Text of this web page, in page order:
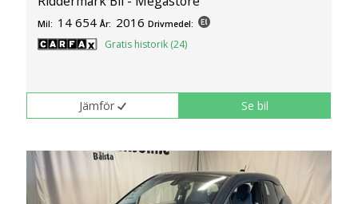
Mil: 14 654 År: 2016 Drivmedel:
Gratis historik (24)
Jämför Se bil